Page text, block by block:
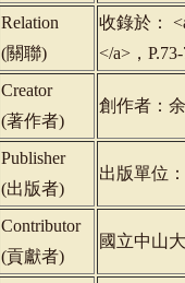
Relation
(關聯)
收錄於：
</a>，
Creator
(著作者)
創作者：
Publisher
(出版者)
出版單位
Contributor
(貢獻者)
國立中山